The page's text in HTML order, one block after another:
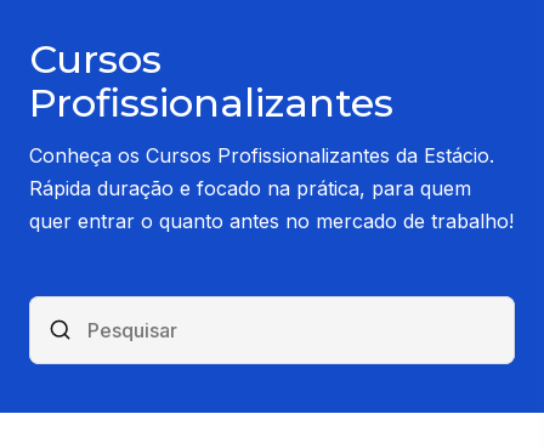
Cursos
Profissionalizantes
Conheça os Cursos Profissionalizantes da Estácio.
Rápida duração e focado na prática, para quem
quer entrar o quanto antes no mercado de trabalho!